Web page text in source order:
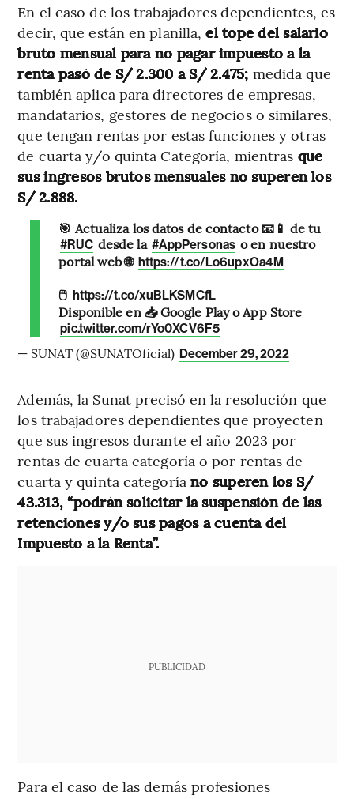
En el caso de los trabajadores dependientes, es
decir, que están en planilla,el tope del salario
bruto mensual para no pagar impuesto a la
renta pasó de S/ 2.300 a S/ 2.475; medida que
también aplica para directores de empresas,
mandatarios, gestores de negocios o similares,
que tengan rentas por estas funciones y otras
de cuarta y/o quinta Categoría, mientras que
sus ingresos brutos mensuales no superen los
S/ 2.888.
🎯 Actualiza los datos de contacto 📧📱 de tu
#RUC desde la #AppPersonas o en nuestro
portal web 🌐 https://t.co/Lo6upxOa4M
🖱️ https://t.co/xuBLKSMCfL
Disponible en 📥 Google Play o App Store
pic.twitter.com/rYo0XCV6F5
— SUNAT (@SUNATOficial) December 29, 2022
Además, la Sunat precisó en la resolución que
los trabajadores dependientes que proyecten
que sus ingresos durante el año 2023 por
rentas de cuarta categoría o por rentas de
cuarta y quinta categoría no superen los S/
43.313, “podrán solicitar la suspensión de las
retenciones y/o sus pagos a cuenta del
Impuesto a la Renta”.
PUBLICIDAD
Para el caso de las demás profesiones